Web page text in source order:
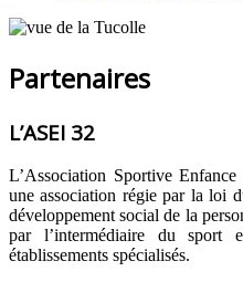
Partenaires
L’ASEI 32
L’Association Sportive
une association régie par la loi
développement social de la
par l’intermédiaire du sport
établissements spécialisés.